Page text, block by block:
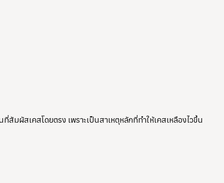
มผัสเคสโดยตรง เพราะเป็นสาเหตุหลักที่ทำให้เคสเหลืองไวขึ้น